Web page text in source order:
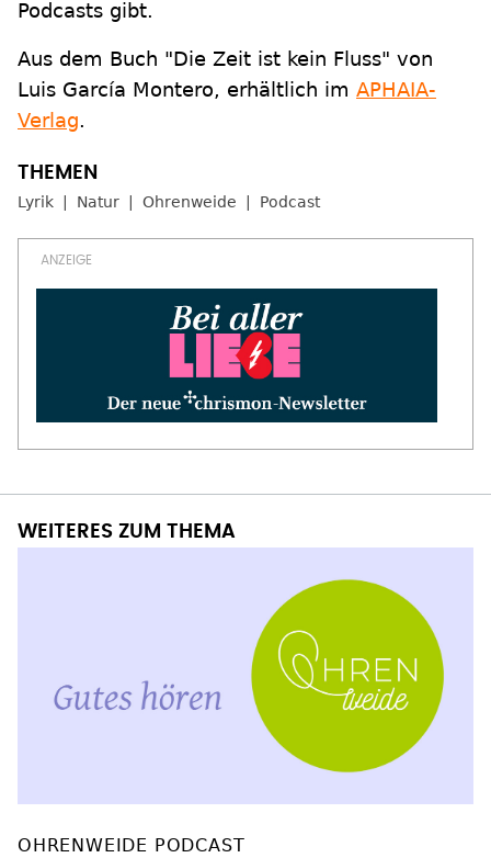
Podcasts gibt.
Aus dem Buch "Die Zeit ist kein Fluss" von
Luis García Montero, erhältlich im APHAIA-
Verlag.
Lyrik Natur Ohrenweide Podcast
WEITERES ZUM THEMA
OHRENWEIDE PODCAST